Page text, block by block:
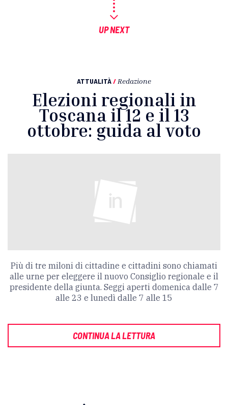
UP NEXT
ATTUALITÀ/ Redazione
Elezioni regionali in
Toscana il 12 e il 13
ottobre: guida al voto
Più di tre miloni di cittadine e cittadini sono chiamati
alle urne per eleggere il nuovo Consiglio regionale e il
presidente della giunta. Seggi aperti domenica dalle 7
alle 23 e lunedì dalle 7 alle 15
CONTINUA LA LETTURA